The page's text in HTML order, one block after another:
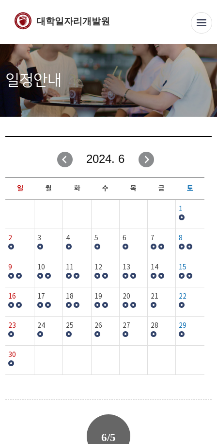
대학일자리개발원
일정안내
2024. 6
일 월 화 수 목 금 토
1
2 3 4 5 6 7 8
9 10 11 12 13 14 15
16 17 18 19 20 21 22
23 24 25 26 27 28 29
30
6/5